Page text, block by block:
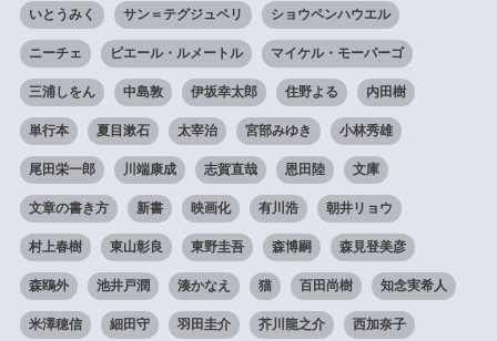
いとうみく サン＝テグジュペリ ショウペンハウエル
ニーチェ ピエール・ルメートル マイケル・モーパーゴ
三浦しをん 中島敦 伊坂幸太郎 住野よる 内田樹
単行本 夏目漱石 太宰治 宮部みゆき 小林秀雄
尾田栄一郎 川端康成 志賀直哉 恩田陸 文庫
文章の書き方 新書 映画化 有川浩 朝井リョウ
村上春樹 東山彰良 東野圭吾 森博嗣 森見登美彦
森鴎外 池井戸潤 湊かなえ 猫 百田尚樹 知念実希人
米澤穂信 細田守 羽田圭介 芥川龍之介 西加奈子